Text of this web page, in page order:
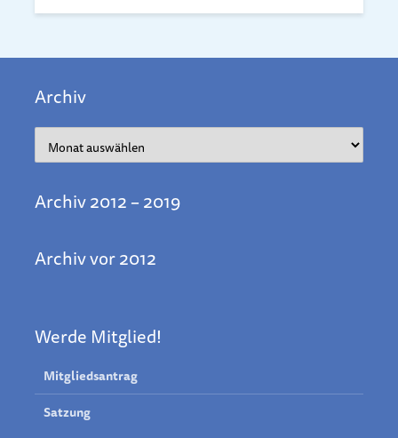
Archiv
Archiv 2012 – 2019
Archiv vor 2012
Werde Mitglied!
Mitgliedsantrag
Satzung